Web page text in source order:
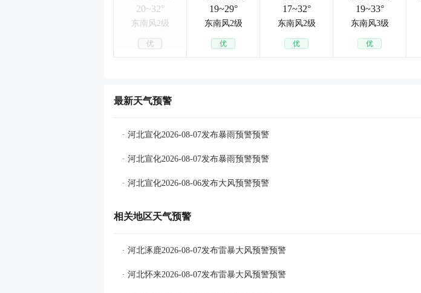
20~32°
东南风2级
优
19~29°
东南风2级
优
17~32°
东南风2级
优
19~33°
东南风3级
优
最新天气预警
· 河北宣化2026-08-07发布暴雨预警预警
· 河北宣化2026-08-07发布暴雨预警预警
· 河北宣化2026-08-06发布大风预警预警
相关地区天气预警
· 河北涿鹿2026-08-07发布雷暴大风预警预警
· 河北怀来2026-08-07发布雷暴大风预警预警